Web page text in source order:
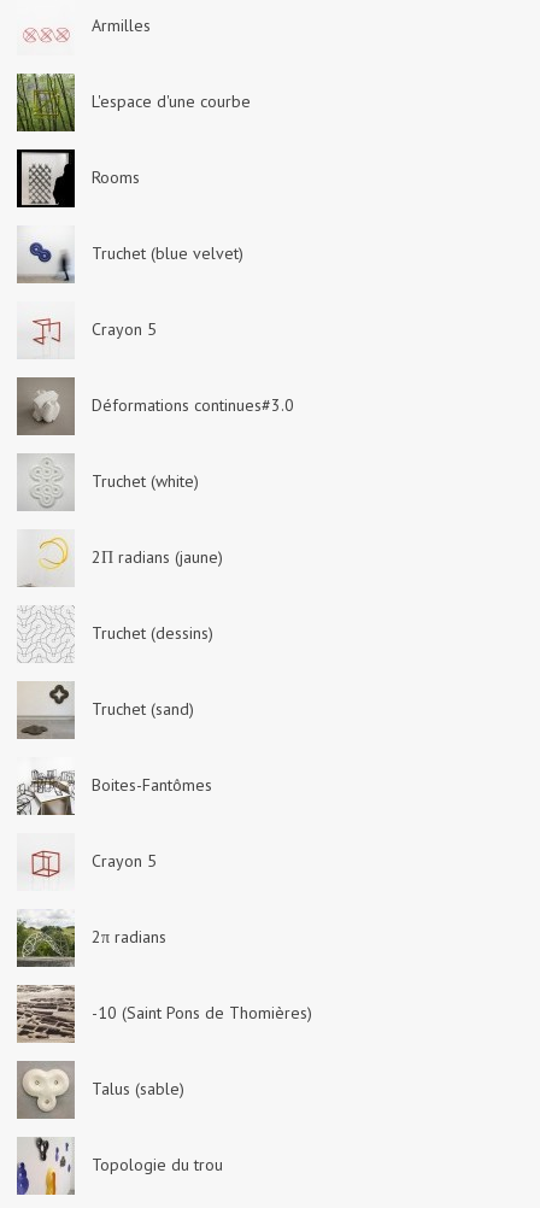
Armilles
L'espace d'une courbe
Rooms
Truchet (blue velvet)
Crayon 5
Déformations continues#3.0
Truchet (white)
2Π radians (jaune)
Truchet (dessins)
Truchet (sand)
Boites-Fantômes
Crayon 5
2π radians
-10 (Saint Pons de Thomières)
Talus (sable)
Topologie du trou